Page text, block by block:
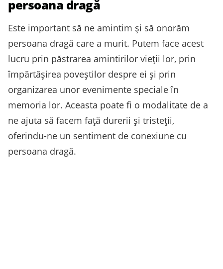
persoana dragă
Este important să ne amintim și să onorăm
persoana dragă care a murit. Putem face acest
lucru prin păstrarea amintirilor vieții lor, prin
împărtășirea poveștilor despre ei și prin
organizarea unor evenimente speciale în
memoria lor. Aceasta poate fi o modalitate de a
ne ajuta să facem față durerii și tristeții,
oferindu-ne un sentiment de conexiune cu
persoana dragă.